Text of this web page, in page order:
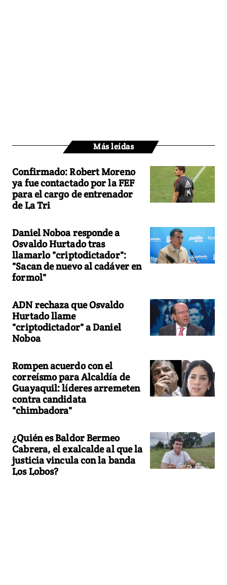
Más leídas
Confirmado: Robert Moreno
ya fue contactado por la FEF
para el cargo de entrenador
de La Tri
Daniel Noboa responde a
Osvaldo Hurtado tras
llamarlo "criptodictador":
"Sacan de nuevo al cadáver en
formol"
ADN rechaza que Osvaldo
Hurtado llame
"criptodictador" a Daniel
Noboa
Rompen acuerdo con el
correísmo para Alcaldía de
Guayaquil: líderes arremeten
contra candidata
"chimbadora"
¿Quién es Baldor Bermeo
Cabrera, el exalcalde al que la
justicia vincula con la banda
Los Lobos?